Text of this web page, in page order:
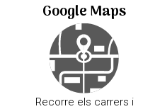
Google Maps
Recorre els carrers i